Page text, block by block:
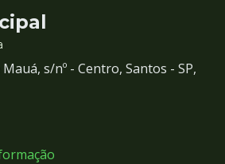
s/nº - Centro, Santos - SP,